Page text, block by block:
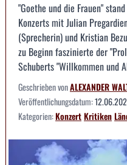
"Goethe und die Frauen"
Konzerts mit Julian
(Sprecherin) und Kristian
zu Beginn faszinierte der
Schuberts "Willkommen und
Geschrieben vonALEXANDER
Veröffentlichungsdatum:
Kategorien:KonzertKritiken